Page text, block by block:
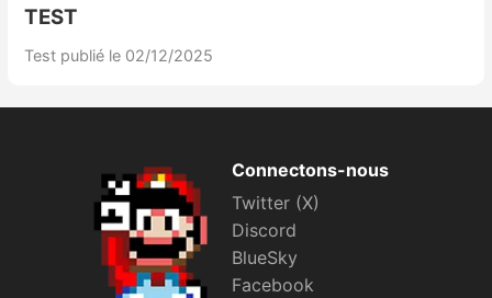
TEST
Test publié le 02/12/2025
Connectons-nous
Twitter (X)
Discord
BlueSky
Facebook